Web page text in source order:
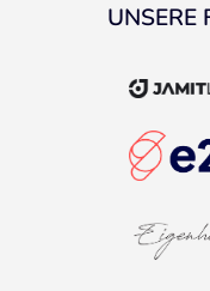
UNSERE